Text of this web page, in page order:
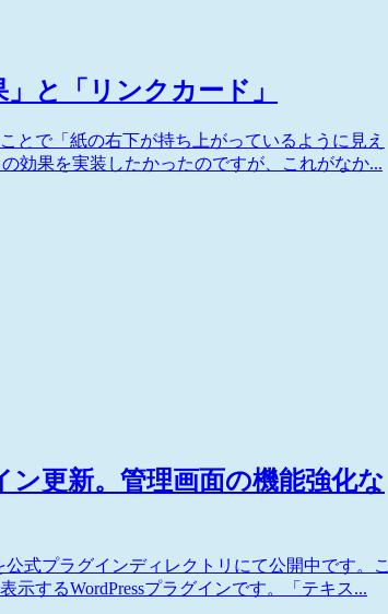
と「リンクカード」
とで「紙の右下が持ち上がっているように見え
効果を実装したかったのですが、これがなか...
更新。管理画面の機能強化な
公式プラグインディレクトリにて公開中です。こ
するWordPressプラグインです。「テキス...